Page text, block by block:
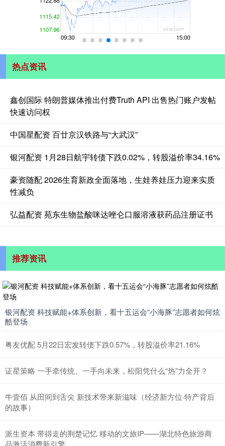
热点资讯
鑫创国际 特朗普媒体推出付费Truth API 出售热门账户发帖
快速访问权
中国星配资 百廿京汉铁路与“大武汉”
银河配资 1月28日航宇转债下跌0.02%，转股溢价率34.16%
豪资随配 2026生育新政全面落地，生娃养娃压力迎来实质
性减负
弘益配资 苑东生物盐酸咪达唑仑口服溶液获药品注册证书
推荐资讯
银河配资 科技赋能+体系创新，看十五运会“小海豚”志愿者如何炫
酷登场
粤友优配 5月22日宏发转债下跌0.57%，转股溢价率21.16%
证星策略 一手牵传统、一手向未来，松阳凭什么“热”力全开？
牛壹佰 从田间到舌尖 新技术带来新滋味（经济新方位·特产背后
的故事）
派生资本 带得走的荆楚记忆 移动的文旅IP——湖北特色旅游商
品激活消费新引擎